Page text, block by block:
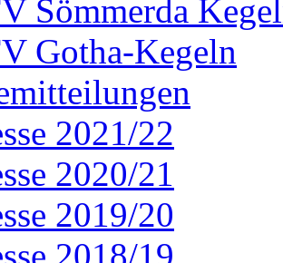
Sömmerda
Gotha-Kegeln
2021/22
2020/21
2019/20
2018/19